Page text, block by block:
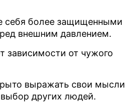
себя более защищенными
внешним давлением.
зависимости от чужого
выражать свои мысли
других людей.